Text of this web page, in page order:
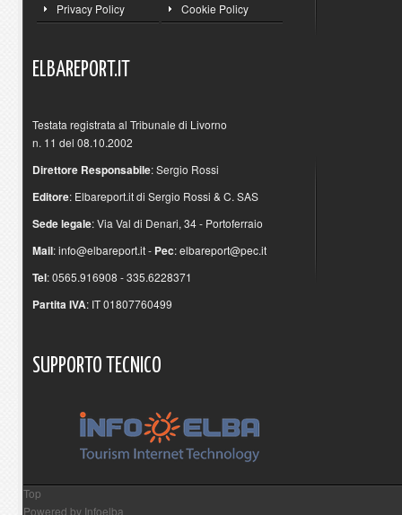
Privacy Policy Cookie Policy
ELBAREPORT.IT
Testata registrata al Tribunale di Livorno
n. 11 del 08.10.2002
Direttore Responsabile: Sergio Rossi
Editore: Elbareport.it di Sergio Rossi & C. SAS
Sede legale: Via Val di Denari, 34 - Portoferraio
Mail:info@elbareport.it- Pec:elbareport@pec.it
Tel: 0565.916908 - 335.6228371
Partita IVA: IT 01807760499
SUPPORTO TECNICO
Top
Powered by Infoelba